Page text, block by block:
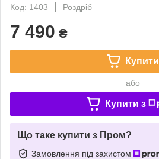
Код: 1403
Роздріб
7 490 ₴
Купити
або
Купити з
Що таке купити з Пром?
Замовлення під захистом